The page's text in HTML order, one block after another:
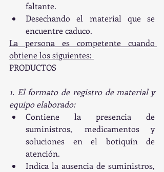
faltante.
Desechando el material que se
encuentre caduco.
La persona es competente cuando
obtiene los siguientes:
PRODUCTOS
1. El formato de registro de material y
equipo elaborado:
Contiene la presencia de
suministros, medicamentos y
soluciones en el botiquín de
atención.
Indica la ausencia de suministros,